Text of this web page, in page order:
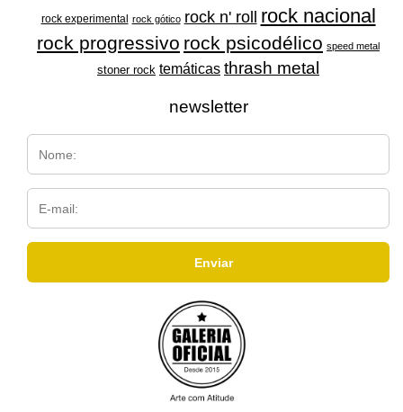
rock experimental rock gótico rock n' roll rock nacional
rock progressivo rock psicodélico speed metal
stoner rock temáticas thrash metal
newsletter